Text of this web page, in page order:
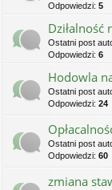
Odpowiedzi: 5
Dziłalność
Ostatni post
Odpowiedzi: 6
Hodowla
Ostatni post
Odpowiedzi: 24
Ostatni post
Odpowiedzi: 60
zmiana